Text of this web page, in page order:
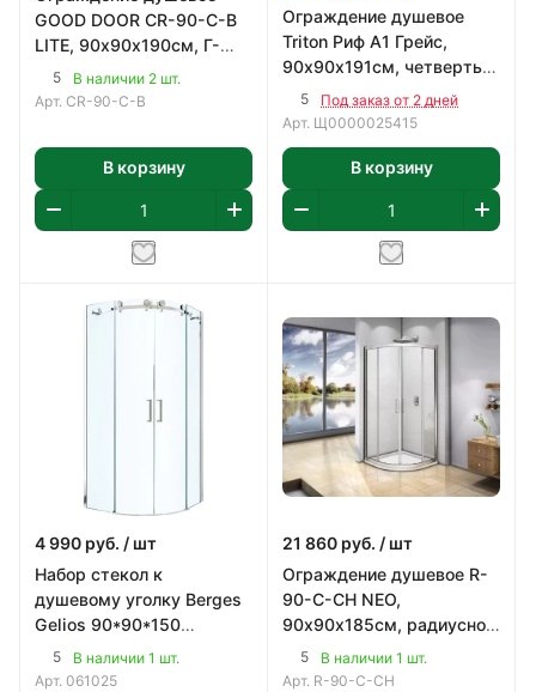
GOOD DOOR CR-90-C-B
LITE, 90х90х190см, Г-
образное, профиль
черный, прозрачное
5
В наличии 2 шт.
Арт. CR-90-C-B
В корзину
Ограждение душевое
Triton Риф A1 Грейс,
90х90х191см, четверть
круга, профиль белый,
стекло Грейс 4мм
5
Под заказ от 2 дней
Арт. Щ0000025415
В корзину
4 990 руб. / шт
Набор стекол к
душевому уголку Berges
Gelios 90*90*150
прозрачное стекло, 8мм,
профиль хром
5
В наличии 1 шт.
Арт. 061025
21 860 руб. / шт
Ограждение душевое R-
90-C-CH NEO,
90х90х185см, радиусное,
профиль хром,
прозрачное 5мм.
5
В наличии 1 шт.
Арт. R-90-C-CH